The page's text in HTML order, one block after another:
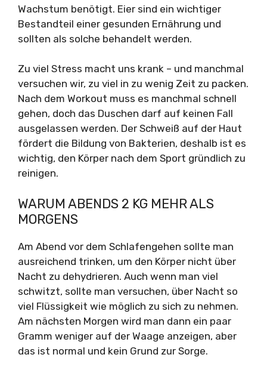
Wachstum benötigt. Eier sind ein wichtiger
Bestandteil einer gesunden Ernährung und
sollten als solche behandelt werden.
Zu viel Stress macht uns krank – und manchmal
versuchen wir, zu viel in zu wenig Zeit zu packen.
Nach dem Workout muss es manchmal schnell
gehen, doch das Duschen darf auf keinen Fall
ausgelassen werden. Der Schweiß auf der Haut
fördert die Bildung von Bakterien, deshalb ist es
wichtig, den Körper nach dem Sport gründlich zu
reinigen.
WARUM ABENDS 2 KG MEHR ALS
MORGENS
Am Abend vor dem Schlafengehen sollte man
ausreichend trinken, um den Körper nicht über
Nacht zu dehydrieren. Auch wenn man viel
schwitzt, sollte man versuchen, über Nacht so
viel Flüssigkeit wie möglich zu sich zu nehmen.
Am nächsten Morgen wird man dann ein paar
Gramm weniger auf der Waage anzeigen, aber
das ist normal und kein Grund zur Sorge.